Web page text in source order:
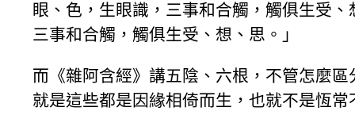
眼、色，生眼識，三事和合觸，觸俱生受
三事和合觸，觸俱生受、想、思。」
而《雜阿含經》講五陰、六根，不管怎麼
就是這些都是因緣相倚而生，也就不是恆